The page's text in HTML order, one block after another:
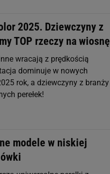
2025. Dziewczyny z
TOP rzeczy na wiosnę
wracają z prędkością
dominuje w nowych
rok, a dziewczyny z branży
perełek!
modele w niskiej